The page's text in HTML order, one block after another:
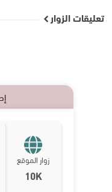
تعليقات الزوار
زوار الموقع
10K